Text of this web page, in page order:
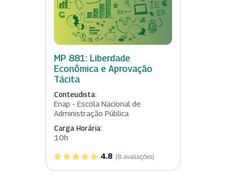
MP 881: Liberdade
Econômica e Aprovação
Tácita
Conteudista:
Enap - Escola Nacional de
Administração Pública
Carga Horária:
10h
4.8 (8 avaliações)